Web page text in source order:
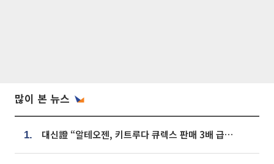
많이 본 뉴스
1. 대신證 “알테오젠, 키트루다 큐렉스 판매 3배 급증…목표가 41만원 상향”